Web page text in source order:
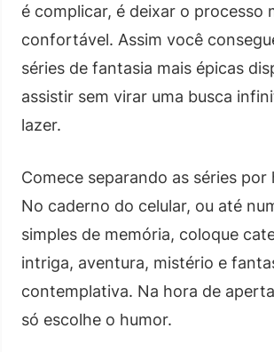
é complicar, é deixar o processo
confortável. Assim você
séries de fantasia mais épicas
assistir sem virar uma busca
lazer.
Comece separando as séries por
No caderno do celular, ou até
simples de memória, coloque
intriga, aventura, mistério e
contemplativa. Na hora de
só escolhe o humor.